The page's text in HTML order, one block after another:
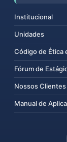
Institucional
Unidades
Código de Ética
Fórum de
Nossos Clientes
Manual de